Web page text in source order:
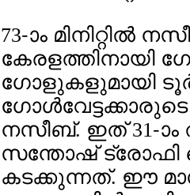
73-ാം മിനിറ്റില്‍
കേരളത്തിനായി
ഗോളുകളുമായി
നസീബ്. ഇത് 31-
സന്തോഷ്
കടക്കുന്നത്. ഈ